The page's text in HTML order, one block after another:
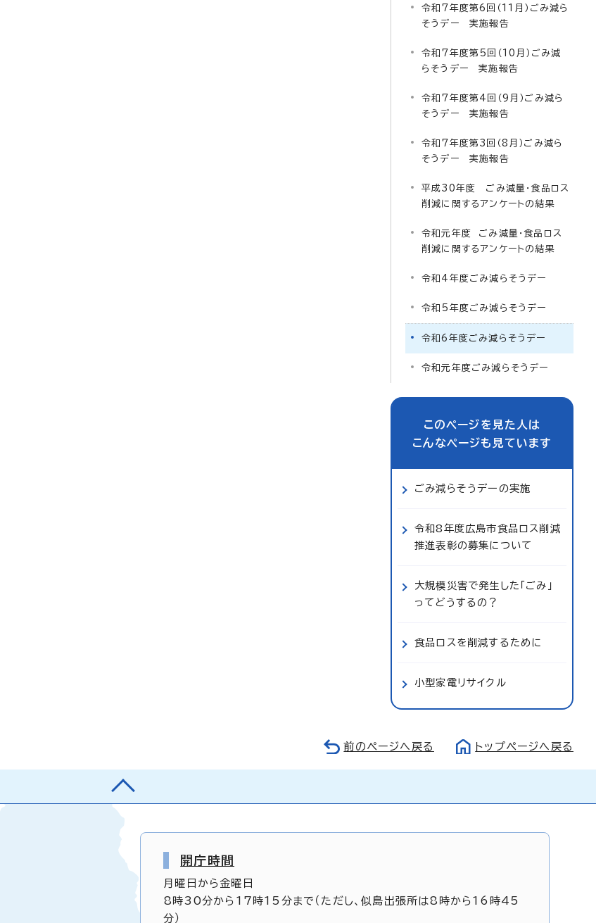
令和7年度第6回（11月）ごみ減ら
そうデー 実施報告
令和7年度第5回（10月）ごみ減
らそうデー 実施報告
令和7年度第4回（9月）ごみ減ら
そうデー 実施報告
令和7年度第3回（8月）ごみ減ら
そうデー 実施報告
平成30年度 ごみ減量・食品ロス
削減に関するアンケートの結果
令和元年度 ごみ減量・食品ロス
削減に関するアンケートの結果
令和4年度ごみ減らそうデー
令和5年度ごみ減らそうデー
令和6年度ごみ減らそうデー
令和元年度ごみ減らそうデー
このページを見た人は
こんなページも見ています
ごみ減らそうデーの実施
令和8年度広島市食品ロス削減
推進表彰の募集について
大規模災害で発生した「ごみ」
ってどうするの？
食品ロスを削減するために
小型家電リサイクル
前のページへ戻る トップページへ戻る
開庁時間
月曜日から金曜日
8時30分から17時15分まで（ただし、似島出張所は8時から16時45
分）